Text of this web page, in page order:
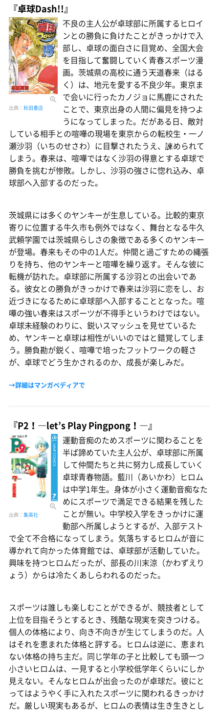
『卓球Dash!!』
出典： 秋田書店
不良の主人公が卓球部に所属するヒロイ
ンとの勝負に負けたことがきっかけで入
部し、卓球の面白さに目覚め、全国大会
を目指して奮闘していく青春スポーツ漫
画。茨城県の高校に通う天道春来（はる
く）は、地元を愛する不良少年。東京ま
で会いに行ったカノジョに馬鹿にされた
ことで、東京出身の人間に偏見を持つよ
うになってしまった。だがある日、敵対
している相手との喧嘩の現場を東京からの転校生・一ノ
瀬沙羽（いちのせさわ）に目撃されたうえ、諫められて
しまう。春来は、喧嘩ではなく沙羽の得意とする卓球で
勝負を挑むが惨敗。しかし、沙羽の強さに惚れ込み、卓
球部へ入部するのだった。
茨城県には多くのヤンキーが生息している。比較的東京
寄りに位置する牛久市も例外ではなく、舞台となる牛久
武頼学園では茨城県らしさの象徴である多くのヤンキー
が登場。春来もその中の1人だ。仲間と過ごすための縄張
りを持ち、他のヤンキーと喧嘩を繰り返す。そんな彼に
転機が訪れた。卓球部に所属する沙羽との出会いであ
る。彼女との勝負がきっかけで春来は沙羽に恋をし、お
近づきになるために卓球部へ入部することとなった。喧
嘩の強い春来はスポーツが不得手というわけではない。
卓球未経験のわりに、鋭いスマッシュを見せているた
め、ヤンキーと卓球は相性がいいのではと錯覚してしま
う。勝負勘が鋭く、喧嘩で培ったフットワークの軽さ
が、卓球でどう生かされるのか、成長が楽しみだ。
→詳細はマンガペディアで
『P2！―let’s Play Pingpong！―』
出典： 集英社
運動音痴のためスポーツに関わることを
半ば諦めていた主人公が、卓球部に所属
して仲間たちと共に努力し成長していく
卓球青春物語。藍川（あいかわ）ヒロム
は中学1年生。身体が小さく運動音痴なた
めにスポーツで満足できる結果を残した
ことが無い。中学校入学をきっかけに運
動部へ所属しようとするが、入部テスト
で全て不合格になってしまう。気落ちするヒロムが音に
導かれて向かった体育館では、卓球部が活動していた。
興味を持つヒロムだったが、部長の川末涼（かわずえり
ょう）からは冷たくあしらわれるのだった。
スポーツは誰しも楽しむことができるが、競技者として
上位を目指そうとするとき、残酷な現実を突きつける。
個人の体格により、向き不向きが生じてしまうのだ。人
はそれを恵まれた体格と評する。ヒロムは逆に、恵まれ
ない体格の持ち主だ。同じ学年の子と比較しても頭一つ
小さいヒロムは、一見すると小学校低学年くらいにしか
見えない。そんなヒロムが出会ったのが卓球だ。彼にと
ってはようやく手に入れたスポーツに関われるきっかけ
だ。厳しい現実もあるが、ヒロムの表情は生き生きとし